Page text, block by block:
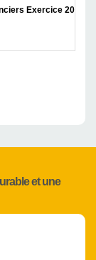
Exercice 2022
et une